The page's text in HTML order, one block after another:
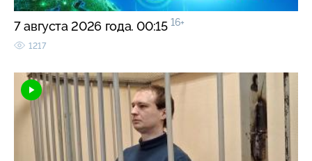
7 августа 2026 года. 00:15 16+
1217